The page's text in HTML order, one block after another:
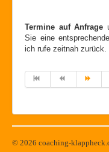
Termine auf Anfrage
Sie eine
ich rufe zeitnah zurück.
© 2026 coaching-